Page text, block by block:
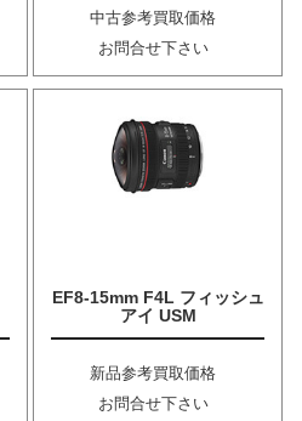
中古参考買取価格
お問合せ下さい
EF8-15mm F4L フィッシュ
アイ USM
新品参考買取価格
お問合せ下さい